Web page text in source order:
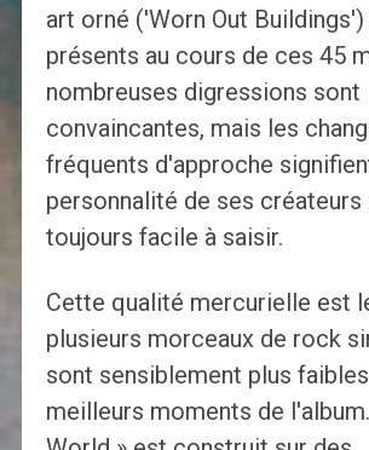
art orné ('Worn Out
présents au cours de ces 45
nombreuses digressions sont
convaincantes, mais les
fréquents d'approche
personnalité de ses créateurs
toujours facile à saisir.
Cette qualité mercurielle est
plusieurs morceaux de rock
sont sensiblement plus
meilleurs moments de